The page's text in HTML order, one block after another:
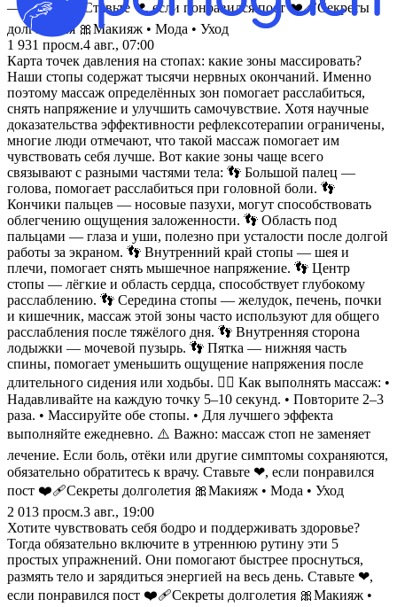
— Валкими Ставьте ❤, если понравился пост ❤️‍🩹Секреты
долголетия 🎀Макияж • Мода • Уход
1 931 просм.4 авг., 07:00
Карта точек давления на стопах: какие зоны массировать?
Наши стопы содержат тысячи нервных окончаний. Именно
поэтому массаж определённых зон помогает расслабиться,
снять напряжение и улучшить самочувствие. Хотя научные
доказательства эффективности рефлексотерапии ограничены,
многие люди отмечают, что такой массаж помогает им
чувствовать себя лучше. Вот какие зоны чаще всего
связывают с разными частями тела: 👣 Большой палец —
голова, помогает расслабиться при головной боли. 👣
Кончики пальцев — носовые пазухи, могут способствовать
облегчению ощущения заложенности. 👣 Область под
пальцами — глаза и уши, полезно при усталости после долгой
работы за экраном. 👣 Внутренний край стопы — шея и
плечи, помогает снять мышечное напряжение. 👣 Центр
стопы — лёгкие и область сердца, способствует глубокому
расслаблению. 👣 Середина стопы — желудок, печень, почки
и кишечник, массаж этой зоны часто используют для общего
расслабления после тяжёлого дня. 👣 Внутренняя сторона
лодыжки — мочевой пузырь. 👣 Пятка — нижняя часть
спины, помогает уменьшить ощущение напряжения после
длительного сидения или ходьбы. 💆‍♀️ Как выполнять массаж: •
Надавливайте на каждую точку 5–10 секунд. • Повторите 2–3
раза. • Массируйте обе стопы. • Для лучшего эффекта
выполняйте ежедневно. ⚠️ Важно: массаж стоп не заменяет
лечение. Если боль, отёки или другие симптомы сохраняются,
обязательно обратитесь к врачу. Ставьте ❤, если понравился
пост ❤️‍🩹Секреты долголетия 🎀Макияж • Мода • Уход
2 013 просм.3 авг., 19:00
Хотите чувствовать себя бодро и поддерживать здоровье?
Тогда обязательно включите в утреннюю рутину эти 5
простых упражнений. Они помогают быстрее проснуться,
размять тело и зарядиться энергией на весь день. Ставьте ❤,
если понравился пост ❤️‍🩹Секреты долголетия 🎀Макияж •